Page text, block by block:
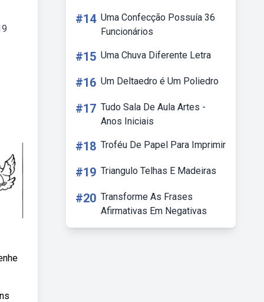
#14 Uma Confecção Possuía 36
Funcionários
#15 Uma Chuva Diferente Letra
#16 Um Deltaedro é Um Poliedro
#17 Tudo Sala De Aula Artes -
Anos Iniciais
#18 Troféu De Papel Para Imprimir
#19 Triangulo Telhas E Madeiras
#20 Transforme As Frases
Afirmativas Em Negativas